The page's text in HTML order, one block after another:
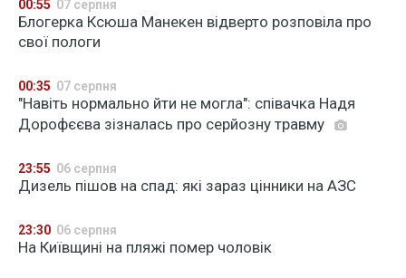
00:55 07 серпня
Блогерка Ксюша Манекен відверто розповіла про
свої пологи
00:35 07 серпня
"Навіть нормально йти не могла": співачка Надя
Дорофєєва зізналась про серйозну травму
23:55 06 серпня
Дизель пішов на спад: які зараз цінники на АЗС
23:30 06 серпня
На Київщині на пляжі помер чоловік